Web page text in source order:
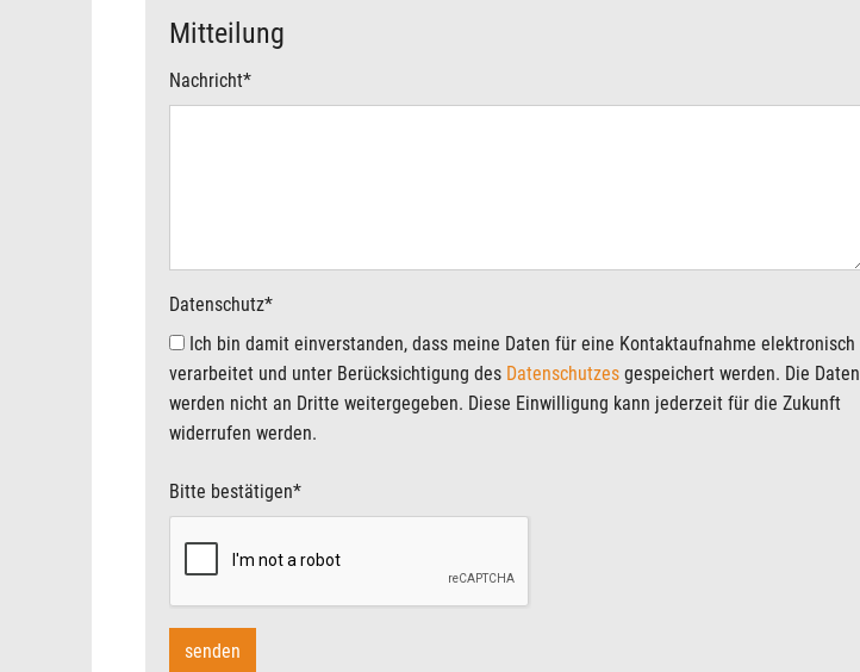
Mitteilung
Nachricht*
Datenschutz*
verarbeitet und unter Berücksichtigung des Datenschutzes gespeichert werden. Die Daten
werden nicht an Dritte weitergegeben. Diese Einwilligung kann jederzeit für die Zukunft
widerrufen werden.
Bitte bestätigen*